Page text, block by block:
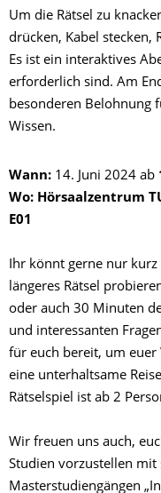
Um die Rätsel zu
drücken, Kabel stecken,
Es ist ein interaktives
erforderlich sind. Am
besonderen Belohnung
Wissen.
Wann: 14. Juni 2024 ab
Wo: Hörsaalzentrum
E01
Ihr könnt gerne nur
längeres Rätsel
oder auch 30 Minuten
und interessanten
für euch bereit, um euer
eine unterhaltsame
Rätselspiel ist ab 2
Wir freuen uns auch,
Studien vorzustellen mit
Masterstudiengängen